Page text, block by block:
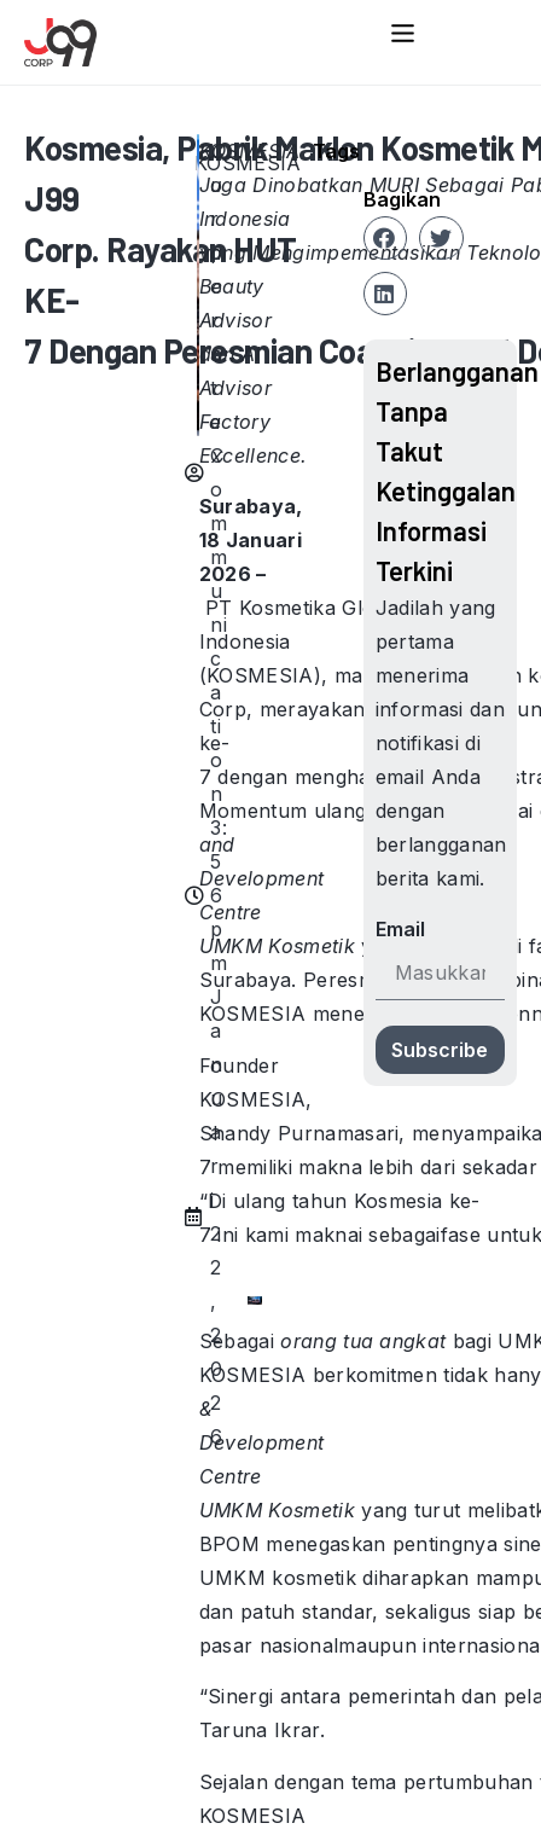
Kosmesia, Pabrik Maklon Kosmetik
J99
Corp. Rayakan HUT
KE-
7 Dengan Peresmian Coaching and
C
o
r
p
o
r
a
t
e
C
o
m
m
u
ni
c
a
ti
o
n
3:
5
6
p
m
J
a
n
u
a
r
i
2
2
,
2
0
2
6
KOSMESIA
KOSMESIA
Juga Dinobatkan MURI Sebagai
Indonesia
yang Mengimpementasikan
Beauty
Advisor
dan AI
Advisor
Factory
Excellence.
Surabaya,
18 Januari
2026 –
PT Kosmetika Global
Indonesia
(KOSMESIA), manufaktur maklon
Corp, merayakan Hari Ulang
ke-
7 dengan menghadirkanlangkah
Momentum ulang tahun ini
and
Development
Centre
UMKM Kosmetikyang berlokasi di
Surabaya. Peresmian pusat
KOSMESIA menegaskan
Founder
KOSMESIA,
Shandy Purnamasari,
7 memiliki makna lebih dari
“Di ulang tahun Kosmesia ke-
7 ini kami maknai sebagaifase
Sebagaiorang tua angkatbagi
KOSMESIA berkomitmen tidak
&
Development
Centre
UMKM Kosmetikyang turut
BPOM menegaskan pentingnya
UMKM kosmetik diharapkan
dan patuh standar, sekaligus siap
pasar nasionalmaupun
“Sinergi antara pemerintah dan
Taruna Ikrar.
Sejalan dengan tema
KOSMESIA
Tags
Berlangganan
Tanpa
Takut
Ketinggalan
Informasi
Terkini
Jadilah yang
pertama
menerima
informasi dan
notifikasi di
email Anda
dengan
berlangganan
berita kami.
Email
Subscribe
Bagikan